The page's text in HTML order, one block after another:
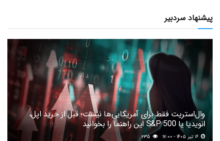
پیشنهاد سردبیر
وال‌استریت فقط برای آمریکایی‌ها نیست؛ قبل از خرید اپل،
انویدیا یا S&P 500 این راهنما را بخوانید
۲۳۵